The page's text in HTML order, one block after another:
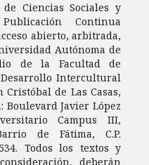
de Ciencias Sociales y
Continua
abierto, arbitrada,
Autónoma de
de la Facultad de
Intercultural
Cristóbal de Las Casas,
Boulevard Javier López
Campus III,
de Fátima, C.P.
Todos los textos y
deberán